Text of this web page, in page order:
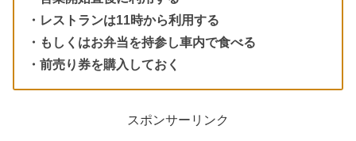
・レストランは11時から利用する
・もしくはお弁当を持参し車内で食べる
・前売り券を購入しておく
スポンサーリンク